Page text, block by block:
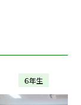
６年生